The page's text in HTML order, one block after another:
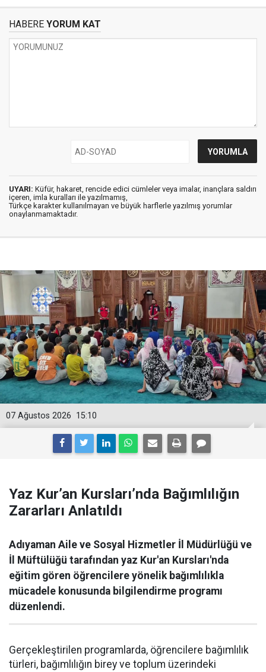
HABERE YORUM KAT
UYARI: Küfür, hakaret, rencide edici cümleler veya imalar, inançlara saldırı
içeren, imla kuralları ile yazılmamış,
Türkçe karakter kullanılmayan ve büyük harflerle yazılmış yorumlar
onaylanmamaktadır.
15:10
07 Ağustos 2026
Yaz Kur’an Kursları’nda Bağımlılığın
Zararları Anlatıldı
Adıyaman Aile ve Sosyal Hizmetler İl Müdürlüğü ve
İl Müftülüğü tarafından yaz Kur'an Kursları'nda
eğitim gören öğrencilere yönelik bağımlılıkla
mücadele konusunda bilgilendirme programı
düzenlendi.
Gerçekleştirilen programlarda, öğrencilere bağımlılık
türleri, bağımlılığın birey ve toplum üzerindeki